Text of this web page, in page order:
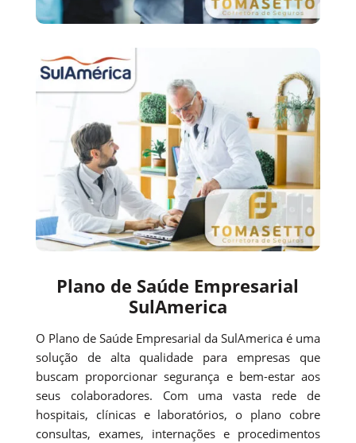
Plano de Saúde Empresarial
SulAmerica
O Plano de Saúde Empresarial da SulAmerica é uma
solução de alta qualidade para empresas que
buscam proporcionar segurança e bem-estar aos
seus colaboradores. Com uma vasta rede de
hospitais, clínicas e laboratórios, o plano cobre
consultas, exames, internações e procedimentos